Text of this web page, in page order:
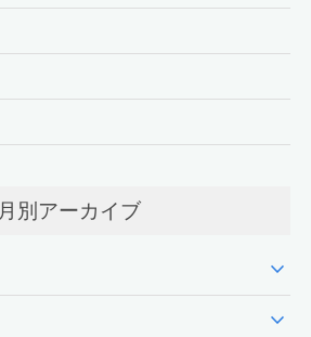
月別アーカイブ
expand_more
expand_more